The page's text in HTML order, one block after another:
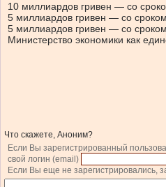
10 миллиардов гривен — со
5 миллиардов гривен — со
5 миллиардов гривен — со
Министерство экономики как
Что скажете, Аноним?
Если Вы зарегистрированный
свой логин (email)
Если Вы еще не зарегистрировались,